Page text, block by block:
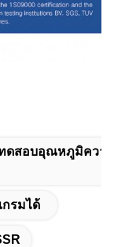
ดสอบอุณหภูมิควา
รมได้